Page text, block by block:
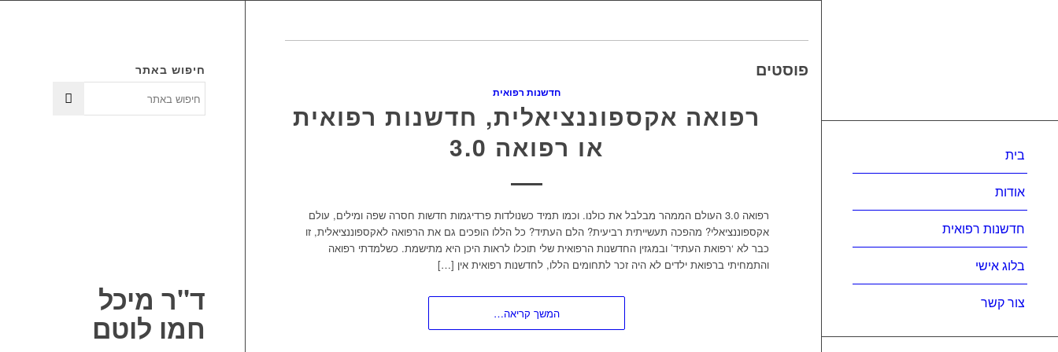
בית
אודות
חדשנות רפואית
בלוג אישי
צור קשר
פוסטים
חדשנות רפואית
רפואה אקספוננציאלית, חדשנות רפואית
או רפואה 3.0
רפואה 3.0 העולם הממהר מבלבל את כולנו. וכמו תמיד כשנולדות פרדיגמות חדשות חסרה שפה ומילים, עולם
אקספוננציאלי? מהפכה תעשייתית רביעית? הלם העתיד? כל הללו הופכים גם את הרפואה לאקספוננציאלית, זו
כבר לא ‘רפואת העתיד’ ובמגזין החדשנות הרפואית שלי תוכלו לראות היכן היא מתישמת. כשלמדתי רפואה
והתמחיתי ברפואת ילדים לא היה זכר לתחומים הללו, לחדשנות רפואית אין […]
המשך קריאה…
חיפוש באתר
ד"ר מיכל
חמו לוטם